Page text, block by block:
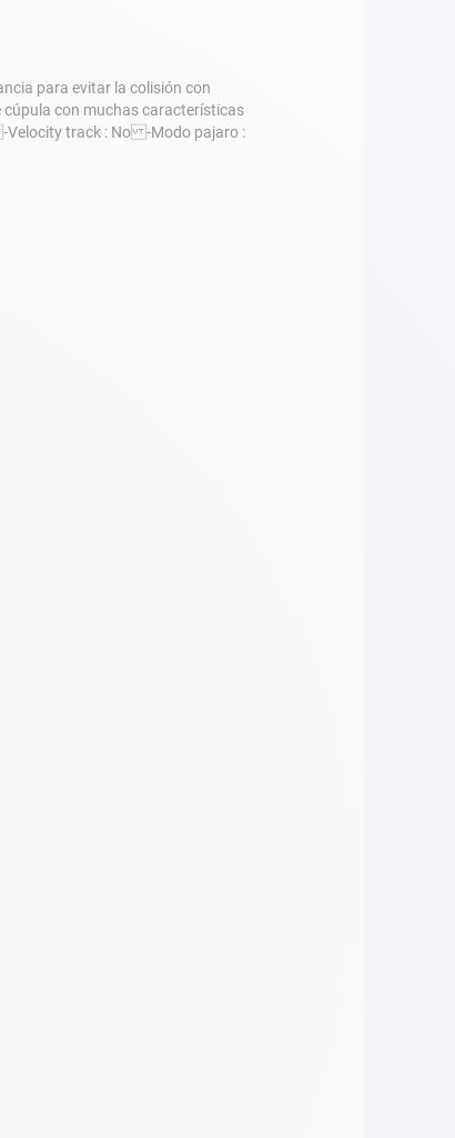
para evitar la colisión con
cúpula con muchas características
Velocity track : No -Modo pajaro :